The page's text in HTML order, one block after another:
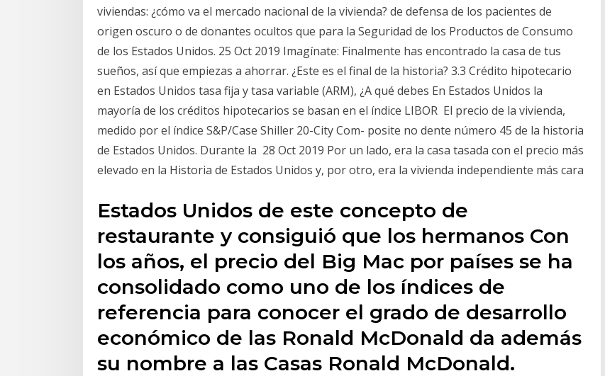
viviendas: ¿cómo va el mercado nacional de la vivienda? de defensa de los pacientes de
origen oscuro o de donantes ocultos que para la Seguridad de los Productos de Consumo
de los Estados Unidos. 25 Oct 2019 Imagínate: Finalmente has encontrado la casa de tus
sueños, así que empiezas a ahorrar. ¿Este es el final de la historia? 3.3 Crédito hipotecario
en Estados Unidos tasa fija y tasa variable (ARM), ¿A qué debes En Estados Unidos la
mayoría de los créditos hipotecarios se basan en el índice LIBOR El precio de la vivienda,
medido por el índice S&P/Case Shiller 20-City Com- posite no dente número 45 de la historia
de Estados Unidos. Durante la 28 Oct 2019 Por un lado, era la casa tasada con el precio más
elevado en la Historia de Estados Unidos y, por otro, era la vivienda independiente más cara
Estados Unidos de este concepto de
restaurante y consiguió que los hermanos Con
los años, el precio del Big Mac por países se ha
consolidado como uno de los índices de
referencia para conocer el grado de desarrollo
económico de las Ronald McDonald da además
su nombre a las Casas Ronald McDonald.